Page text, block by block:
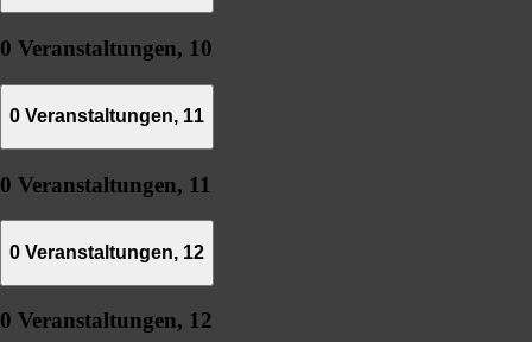
0 Veranstaltungen, 10
0 Veranstaltungen, 11
0 Veranstaltungen, 11
0 Veranstaltungen, 12
0 Veranstaltungen, 12